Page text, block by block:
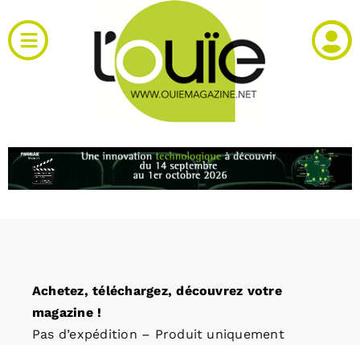
au
contenu
Toggle
Navigation
RH et emploi
Agenda
Achetez, téléchargez, découvrez votre
magazine !
Pas d’expédition – Produit uniquement